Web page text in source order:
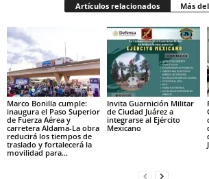
Artículos relacionados Más
Marco Bonilla cumple:
inaugura el Paso Superior
de Fuerza Aérea y
carretera Aldama-La obra
reducirá los tiempos de
traslado y fortalecerá la
movilidad para...
Invita Guarnición Militar
de Ciudad Juárez a
integrarse al Ejército
Mexicano